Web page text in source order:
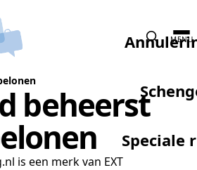
Speciale
MENU
beheerst
is een merk van EXT